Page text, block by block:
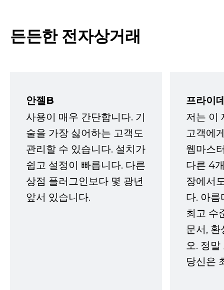
든든한 전자상거래
안젤B
사용이 매우 간단합니다. 기
술을 가장 싫어하는 고객도
관리할 수 있습니다. 설치가
쉽고 설정이 빠릅니다. 다른
상점 플러그인보다 몇 광년
앞서 있습니다.
프라이
저는 이
고객에
웹마스
다른 4
장에서
다. 아름
최고 수
문서,
오. 정
당신은